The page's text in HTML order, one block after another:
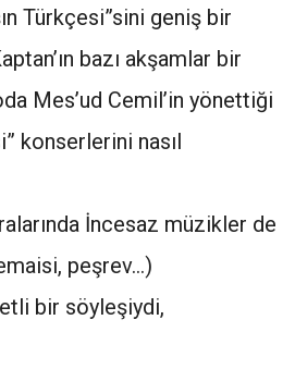
Türkçesi”sini geniş bir
bazı akşamlar bir
Mes’ud Cemil’in yönettiği
konserlerini nasıl
İncesaz müzikler de
peşrev…)
bir söyleşiydi,